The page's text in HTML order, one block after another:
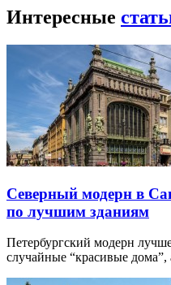
Интересные
Северный модерн в
по лучшим зданиям
Петербургский модерн
случайные “красивые